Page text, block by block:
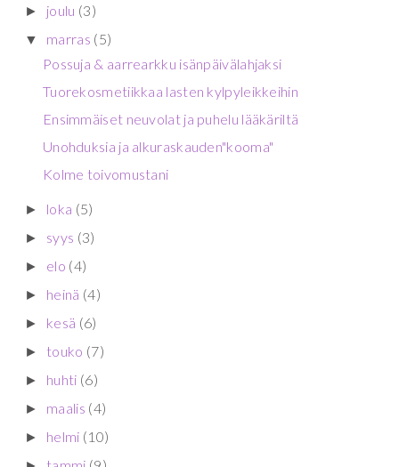
► joulu (3)
▼ marras (5)
Possuja & aarrearkku isänpäivälahjaksi
Tuorekosmetiikkaa lasten kylpyleikkeihin
Ensimmäiset neuvolat ja puhelu lääkäriltä
Unohduksia ja alkuraskauden"kooma"
Kolme toivomustani
► loka (5)
► syys (3)
► elo (4)
► heinä (4)
► kesä (6)
► touko (7)
► huhti (6)
► maalis (4)
► helmi (10)